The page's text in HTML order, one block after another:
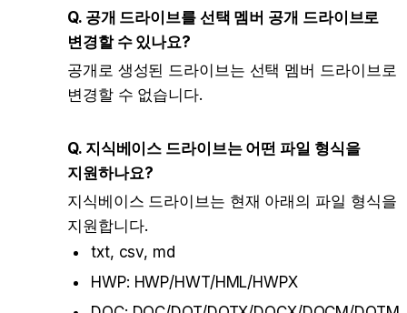
Q. 공개 드라이브를 선택 멤버 공개 드라이브로
변경할 수 있나요?
공개로 생성된 드라이브는 선택 멤버 드라이브로
변경할 수 없습니다.
Q. 지식베이스 드라이브는 어떤 파일 형식을
지원하나요?
지식베이스 드라이브는 현재 아래의 파일 형식을
지원합니다.
txt, csv, md
HWP: HWP/HWT/HML/HWPX